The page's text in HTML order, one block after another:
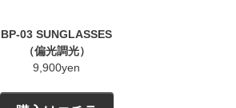
BP-03 SUNGLASSES
（偏光調光）
9,900yen